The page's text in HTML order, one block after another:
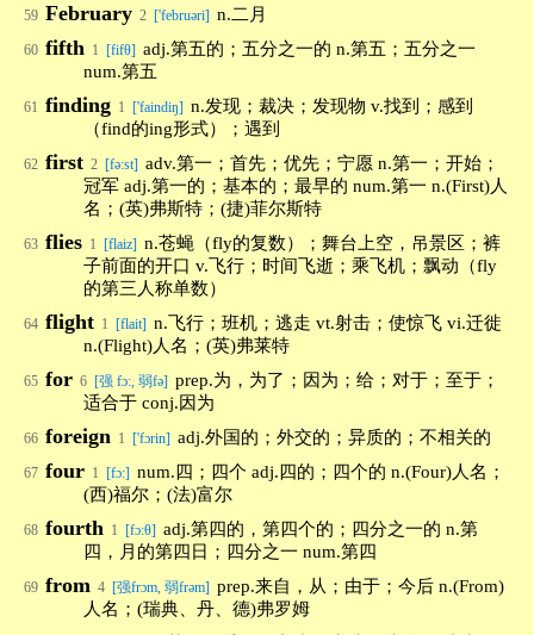
59 February 2 ['februəri] n.二月
60 fifth 1 [fifθ] adj.第五的；五分之一的 n.第五；五分之一
num.第五
61 finding 1 ['faindiŋ] n.发现；裁决；发现物 v.找到；感到
（find的ing形式）；遇到
62 first 2 [fə:st] adv.第一；首先；优先；宁愿 n.第一；开始；
冠军 adj.第一的；基本的；最早的 num.第一 n.(First)人
名；(英)弗斯特；(捷)菲尔斯特
63 flies 1 [flaiz] n.苍蝇（fly的复数）；舞台上空，吊景区；裤
子前面的开口 v.飞行；时间飞逝；乘飞机；飘动（fly
的第三人称单数）
64 flight 1 [flait] n.飞行；班机；逃走 vt.射击；使惊飞 vi.迁徙
n.(Flight)人名；(英)弗莱特
65 for 6 [强 fɔ:, 弱fə] prep.为，为了；因为；给；对于；至于；
适合于 conj.因为
66 foreign 1 ['fɔrin] adj.外国的；外交的；异质的；不相关的
67 four 1 [fɔ:] num.四；四个 adj.四的；四个的 n.(Four)人名；
(西)福尔；(法)富尔
68 fourth 1 [fɔ:θ] adj.第四的，第四个的；四分之一的 n.第
四，月的第四日；四分之一 num.第四
69 from 4 [强frɔm, 弱frəm] prep.来自，从；由于；今后 n.(From)
人名；(瑞典、丹、德)弗罗姆